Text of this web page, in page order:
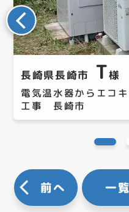
長崎県長崎市 T様
電気温水器からエコ
工事 長崎市
前へ 一